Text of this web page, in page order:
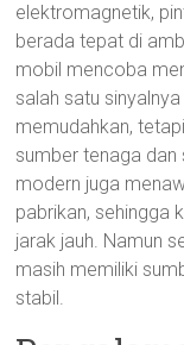
elektromagnetik,
berada tepat di
mobil mencoba
salah satu
memudahkan,
sumber tenaga
modern juga
pabrikan, sehingga
jarak jauh. Namun
masih memiliki
stabil.